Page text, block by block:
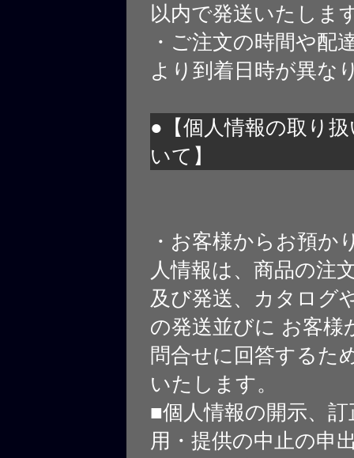
以内で発送いたしま
・ご注文の時間や配
より到着日時が異な
●【個人情報の取り
いて】
・お客様からお預か
人情報は、商品の注
及び発送、カタログ
の発送並びに お客様
問合せに回答するた
いたします。
■個人情報の開示、
用・提供の中止の申